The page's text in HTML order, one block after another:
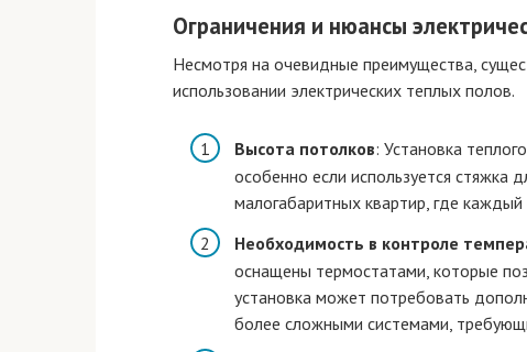
Ограничения и нюансы
Несмотря на очевидные преимущества,
использовании электрических теплых полов.
Высота потолков: Установка
особенно если используется стяжка
малогабаритных квартир, где каждый
Необходимость в контроле
оснащены термостатами, которые
установка может потребовать
более сложными системами,